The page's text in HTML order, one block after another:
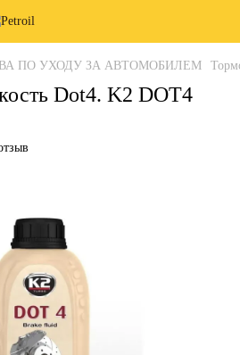
ПО УХОДУ ЗА АВТОМОБИЛЕМ
Dot4. K2 DOT4